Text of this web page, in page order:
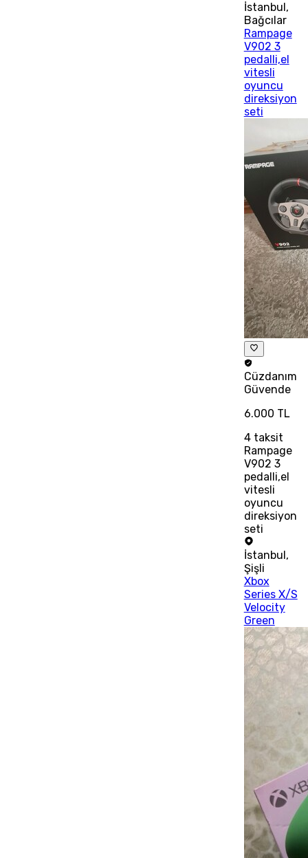
İstanbul ,
Bağcılar
Rampage
V902 3
pedalli,el
vitesli
oyuncu
direksiyon
seti
Cüzdanım
Güvende
6.000 TL
4taksit
Rampage
V902 3
pedalli,el
vitesli
oyuncu
direksiyon
seti
İstanbul,
Şişli
Xbox
Series X/S
Velocity
Green